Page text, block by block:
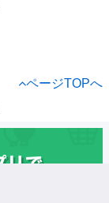
ページTOPへ